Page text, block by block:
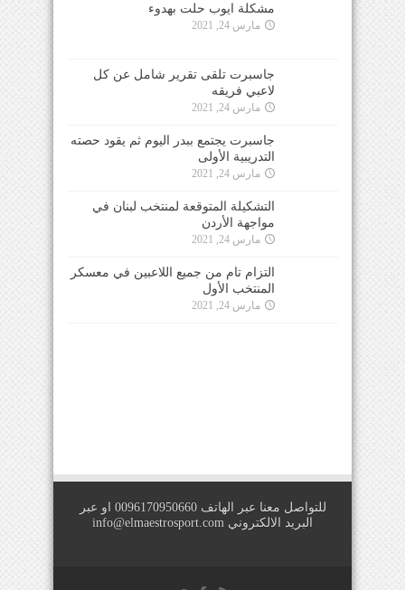
مشكلة ايوب حلت بهدوء
مارس 24, 2021
جاسبرت تلقى تقرير شامل عن كل
لاعبي فريقه
مارس 24, 2021
جاسبرت يجتمع ببدر اليوم ثم يقود حصته
التدريبية الأولى
مارس 24, 2021
التشكيلة المتوقعة لمنتخب لبنان في
مواجهة الأردن
مارس 24, 2021
التزام تام من جميع اللاعبين في معسكر
المنتخب الأول
مارس 24, 2021
للتواصل معنا عبر الهاتف 0096170950660 او عبر
البريد الالكتروني info@elmaestrosport.com